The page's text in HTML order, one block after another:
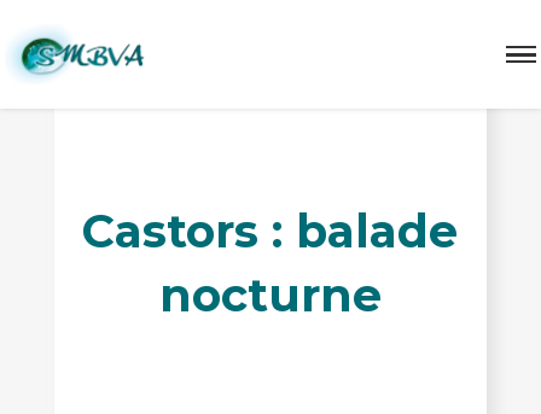
Castors : balade
nocturne